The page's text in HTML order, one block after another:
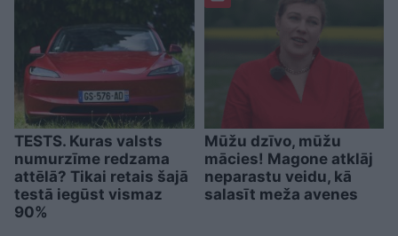
TESTS. Kuras valsts
numurzīme redzama
attēlā? Tikai retais šajā
testā iegūst vismaz
90%
Mūžu dzīvo, mūžu
mācies! Magone atklāj
neparastu veidu, kā
salasīt meža avenes